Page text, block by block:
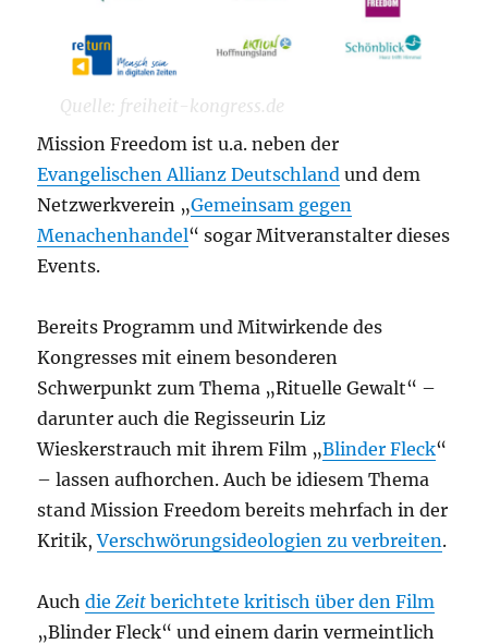
Quelle: freiheit-kongress.de
Mission Freedom ist u.a. neben der
Evangelischen Allianz Deutschland und dem
Netzwerkverein „Gemeinsam gegen
Menachenhandel“ sogar Mitveranstalter dieses
Events.
Bereits Programm und Mitwirkende des
Kongresses mit einem besonderen
Schwerpunkt zum Thema „Rituelle Gewalt“ –
darunter auch die Regisseurin Liz
Wieskerstrauch mit ihrem Film „Blinder Fleck“
– lassen aufhorchen. Auch be idiesem Thema
stand Mission Freedom bereits mehrfach in der
Kritik,Verschwörungsideologien zu verbreiten.
AuchdieZeit berichtete kritisch über den Film
„Blinder Fleck“ und einem darin vermeintlich